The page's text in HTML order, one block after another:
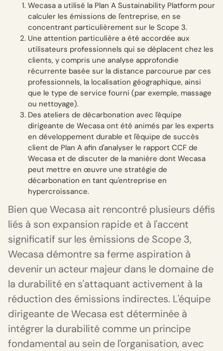
Wecasa a utilisé la Plan A Sustainability Platform pour
calculer les émissions de l'entreprise, en se
concentrant particulièrement sur le Scope 3.
Une attention particulière a été accordée aux
utilisateurs professionnels qui se déplacent chez les
clients, y compris une analyse approfondie
récurrente basée sur la distance parcourue par ces
professionnels, la localisation géographique, ainsi
que le type de service fourni (par exemple, massage
ou nettoyage).
Des ateliers de décarbonation avec l'équipe
dirigeante de Wecasa ont été animés par les experts
en développement durable et l'équipe de succès
client de Plan A afin d'analyser le rapport CCF de
Wecasa et de discuter de la manière dont Wecasa
peut mettre en œuvre une stratégie de
décarbonation en tant qu'entreprise en
hypercroissance.
Bien que Wecasa ait rencontré plusieurs défis
liés à son expansion rapide et à l'accent
significatif sur les émissions de Scope 3,
Wecasa démontre sa ferme aspiration à
devenir un acteur majeur dans le domaine de
la durabilité en s'attaquant activement à la
réduction des émissions indirectes. L'équipe
dirigeante de Wecasa est déterminée à
intégrer la durabilité comme un principe
fondamental au sein de l'organisation, avec